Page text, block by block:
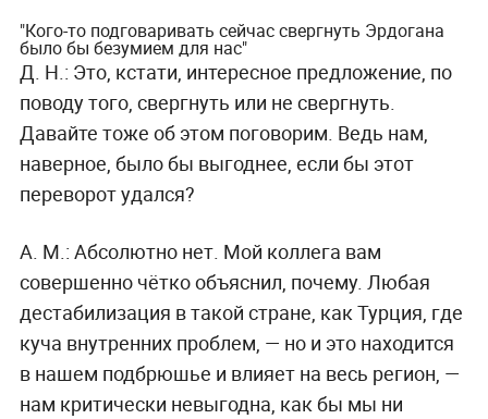
"Кого-то подговаривать сейчас свергнуть Эрдогана
было бы безумием для нас"
Д. Н.: Это, кстати, интересное предложение, по
поводу того, свергнуть или не свергнуть.
Давайте тоже об этом поговорим. Ведь нам,
наверное, было бы выгоднее, если бы этот
переворот удался?
А. М.: Абсолютно нет. Мой коллега вам
совершенно чётко объяснил, почему. Любая
дестабилизация в такой стране, как Турция, где
куча внутренних проблем, — но и это находится
в нашем подбрюшье и влияет на весь регион, —
нам критически невыгодна, как бы мы ни